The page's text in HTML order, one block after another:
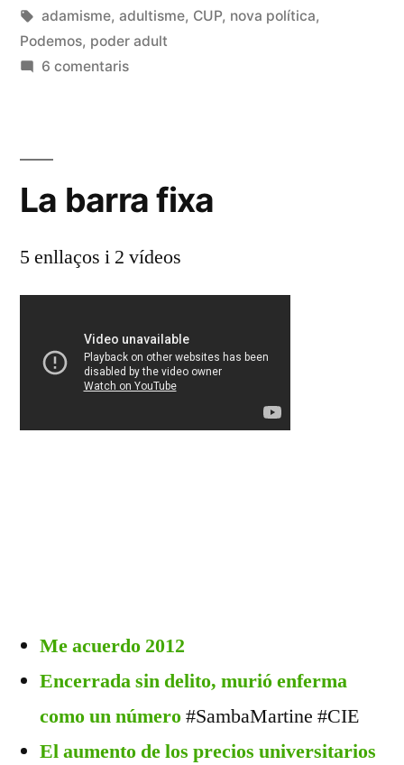
per
en
Etiquetes:
adamisme, adultisme, CUP, nova política,
Podemos, poder adult
6 comentarisa
La barra fixa
5 enllaços i 2 vídeos
Me acuerdo 2012
Encerrada sin delito, murió enferma
como un número#SambaMartine #CIE
El aumento de los precios universitarios